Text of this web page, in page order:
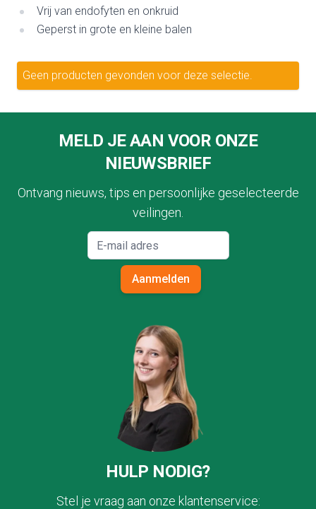
Vrij van endofyten en onkruid
Geperst in grote en kleine balen
Geen producten gevonden voor deze selectie.
MELD JE AAN VOOR ONZE
NIEUWSBRIEF
Ontvang nieuws, tips en persoonlijke geselecteerde
veilingen.
Aanmelden
HULP NODIG?
Stel je vraag aan onze klantenservice: